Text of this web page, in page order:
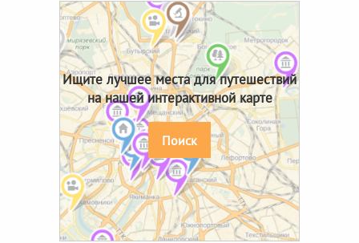
Ищите лучшее места для путешествий
на нашей интерактивной карте
Поиск